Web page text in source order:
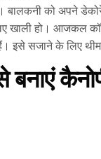
बालकनी को अपने
खाली हो। आजकल
इसे सजाने के लिए
बनाएं